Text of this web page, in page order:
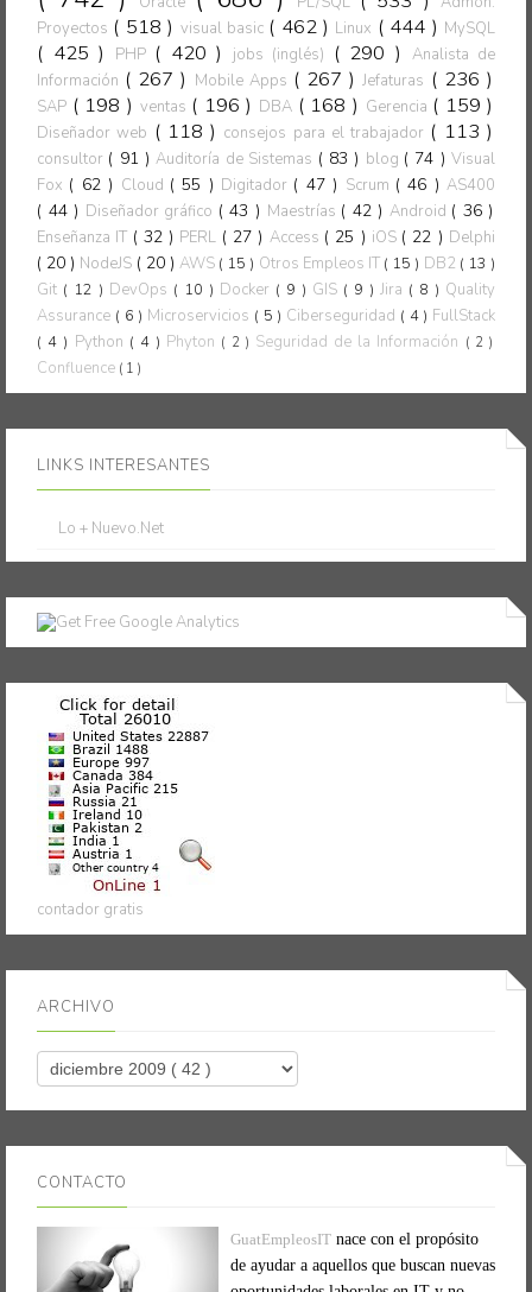
Proyectos ( 518 ) visual basic ( 462 ) Linux ( 444 ) MySQL
( 425 ) PHP ( 420 ) jobs (inglés) ( 290 )
Analista de
Información ( 267 ) Mobile Apps ( 267 )Jefaturas ( 236 )
SAP ( 198 ) ventas ( 196 ) DBA ( 168 ) Gerencia ( 159 )
Diseñador web ( 118 ) consejos para el trabajador ( 113 )
consultor ( 91 )Auditoría de Sistemas ( 83 ) blog ( 74 )Visual
Fox ( 62 ) Cloud ( 55 ) Digitador ( 47 ) Scrum ( 46 ) AS400
( 44 ) Diseñador gráfico ( 43 ) Maestrías ( 42 ) Android ( 36 )
Enseñanza IT ( 32 ) PERL ( 27 ) Access ( 25 ) iOS ( 22 ) Delphi
( 20 ) NodeJS ( 20 )AWS ( 15 ) Otros Empleos IT ( 15 ) DB2 ( 13 )
Git ( 12 ) DevOps ( 10 ) Docker ( 9 ) GIS ( 9 ) Jira ( 8 ) Quality
Assurance ( 6 ) Microservicios ( 5 ) Ciberseguridad ( 4 ) FullStack
( 4 ) Python ( 4 ) Phyton ( 2 ) Seguridad de la Información ( 2 )
Confluence ( 1 )
LINKS INTERESANTES
Lo + Nuevo.Net
contador gratis
ARCHIVO
CONTACTO
GuatEmpleosIT nace con el propósito
de ayudar a aquellos que buscan nuevas